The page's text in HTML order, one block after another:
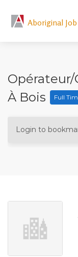
Aboriginal
À Bois
Full
Login to